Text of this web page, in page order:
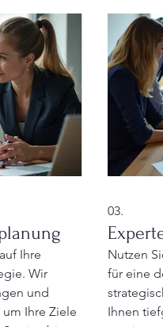
Ihre
Wir
und
Ihre Ziele
03.
Nutzen
für eine
Ihnen